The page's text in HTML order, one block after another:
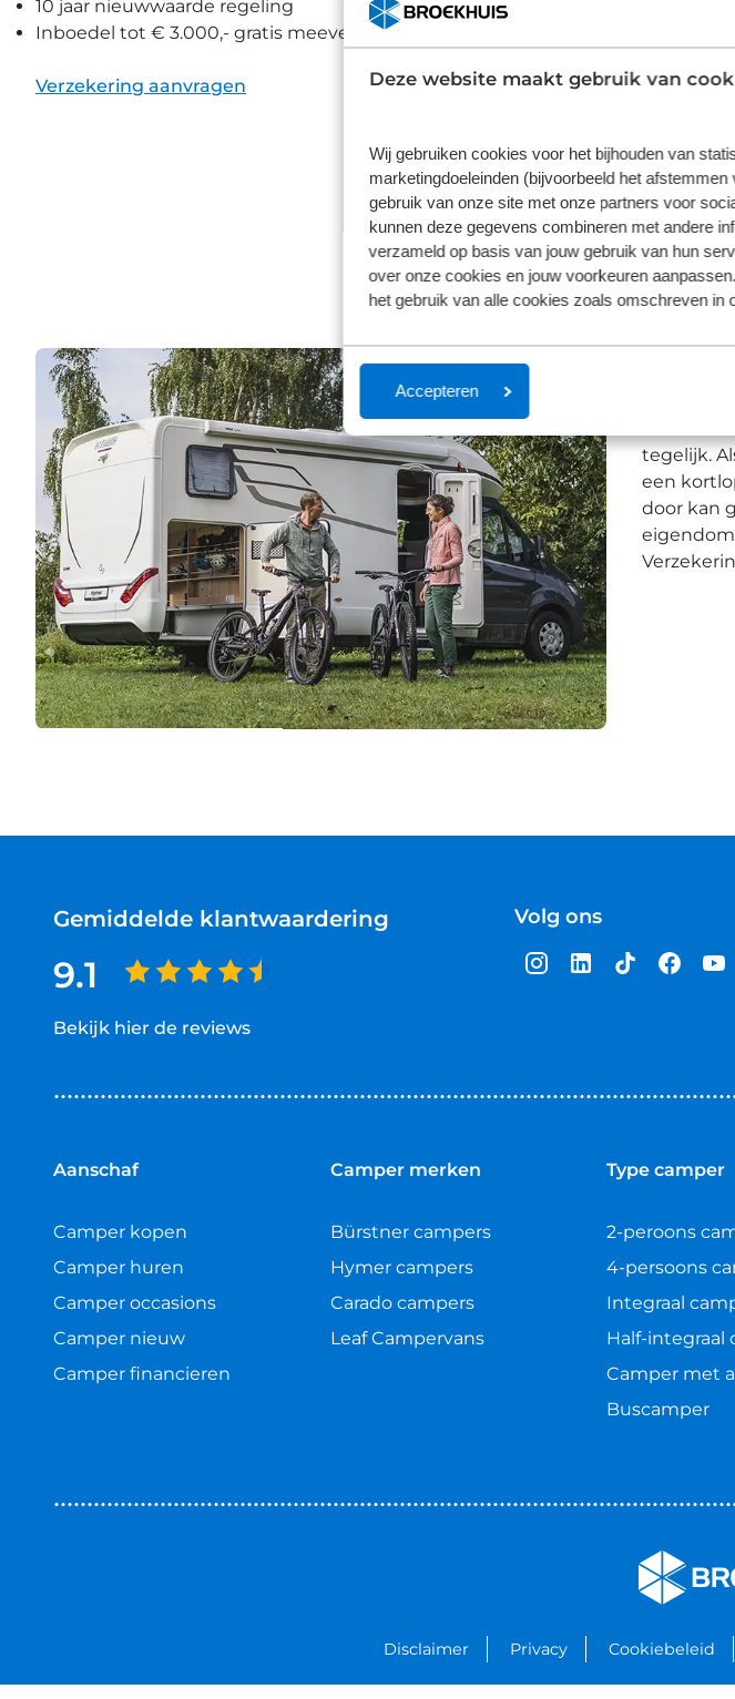
Deze website maakt gebruik van
Wij gebruiken cookies voor het bijhouden van
marketingdoeleinden (bijvoorbeeld het
gebruik van onze site met onze partners voor
kunnen deze gegevens combineren met andere
verzameld op basis van jouw gebruik van hun
over onze cookies en jouw voorkeuren
het gebruik van alle cookies zoals omschreven in
Accepteren
10 jaar nieuwwaarde regeling
Inboedel tot € 3.000,- gratis meeverzekerd
Verzekering aanvragen
Met een
tegelijk.
een
door kan
Gemiddelde klantwaardering
9.1
Bekijk hier de reviews
Volg ons
Aanschaf
Camper kopen
Camper huren
Camper occasions
Camper nieuw
Camper financieren
Camper merken
Bürstner campers
Hymer campers
Carado campers
Leaf Campervans
Type camper
2-peroons
4-persoons
Integraal
Half-integraal
Camper met
Buscamper
Disclaimer Privacy Cookiebeleid